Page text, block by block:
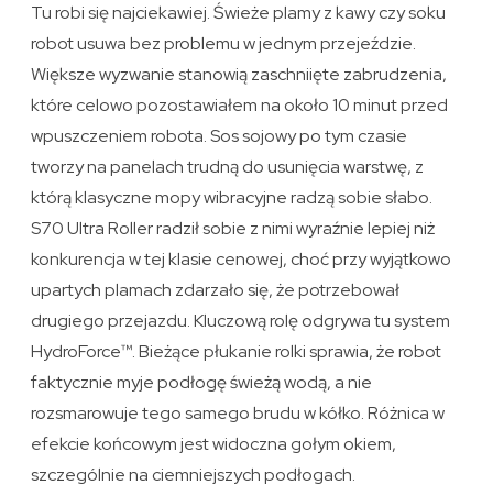
Tu robi się najciekawiej. Świeże plamy z kawy czy soku
robot usuwa bez problemu w jednym przejeździe.
Większe wyzwanie stanowią zaschniięte zabrudzenia,
które celowo pozostawiałem na około 10 minut przed
wpuszczeniem robota. Sos sojowy po tym czasie
tworzy na panelach trudną do usunięcia warstwę, z
którą klasyczne mopy wibracyjne radzą sobie słabo.
S70 Ultra Roller radził sobie z nimi wyraźnie lepiej niż
konkurencja w tej klasie cenowej, choć przy wyjątkowo
upartych plamach zdarzało się, że potrzebował
drugiego przejazdu. Kluczową rolę odgrywa tu system
HydroForce™. Bieżące płukanie rolki sprawia, że robot
faktycznie myje podłogę świeżą wodą, a nie
rozsmarowuje tego samego brudu w kółko. Różnica w
efekcie końcowym jest widoczna gołym okiem,
szczególnie na ciemniejszych podłogach.